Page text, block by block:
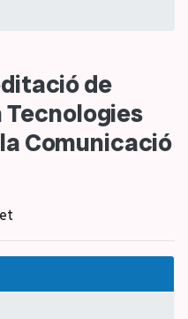
de
Comunicació